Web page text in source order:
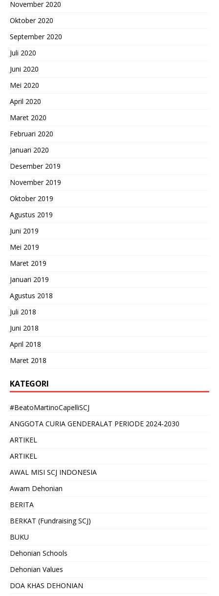
November 2020
Oktober 2020
September 2020
Juli 2020
Juni 2020
Mei 2020
April 2020
Maret 2020
Februari 2020
Januari 2020
Desember 2019
November 2019
Oktober 2019
Agustus 2019
Juni 2019
Mei 2019
Maret 2019
Januari 2019
Agustus 2018
Juli 2018
Juni 2018
April 2018
Maret 2018
KATEGORI
#BeatoMartinoCapelliSCJ
ANGGOTA CURIA GENDERALAT PERIODE 2024-2030
ARTIKEL
ARTIKEL
AWAL MISI SCJ INDONESIA
Awam Dehonian
BERITA
BERKAT (Fundraising SCJ)
BUKU
Dehonian Schools
Dehonian Values
DOA KHAS DEHONIAN